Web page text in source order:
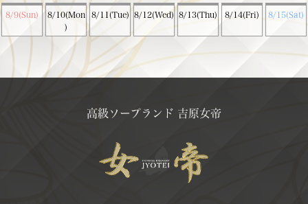
8/9(Sun)
8/10(Mon
)
8/11(Tue) 8/12(Wed) 8/13(Thu) 8/14(Fri) 8/15(Sat)
高級ソープランド 吉原女帝